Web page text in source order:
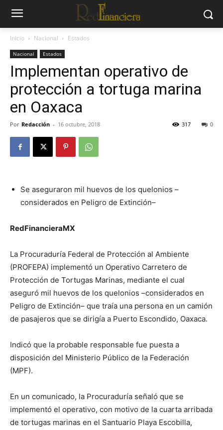
Inicio Nacional Estados
Nacional Estados
Implementan operativo de
protección a tortuga marina
en Oaxaca
Por Redacción - 16 octubre, 2018 0
317
Se aseguraron mil huevos de los quelonios –
considerados en Peligro de Extinción–
RedFinancieraMX
La Procuraduría Federal de Protección al Ambiente
(PROFEPA) implementó un Operativo Carretero de
Protección de Tortugas Marinas, mediante el cual
aseguró mil huevos de los quelonios –considerados en
Peligro de Extinción– que traía una persona en un camión
de pasajeros que se dirigía a Puerto Escondido, Oaxaca.
Indicó que la probable responsable fue puesta a
disposición del Ministerio Público de la Federación
(MPF).
En un comunicado, la Procuraduría señaló que se
implementó el operativo, con motivo de la cuarta arribada
de tortugas marinas en el Santuario Playa Escobilla,